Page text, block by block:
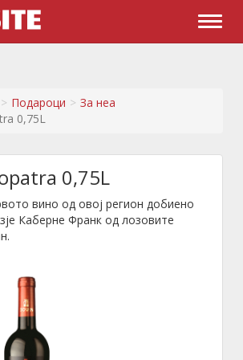
Подароци
За неа
0,75L
0,75L
вино од овој регион добиено
Каберне Франк од лозовите